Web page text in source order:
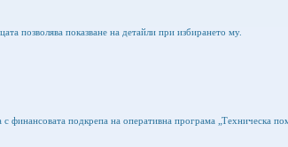
позволява показване на детайли при избирането му.
с финансовата подкрепа на оперативна програма „Техническа